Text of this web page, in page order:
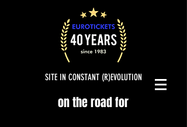
SITE IN CONSTANT (R)EVOLUTION
on the road for